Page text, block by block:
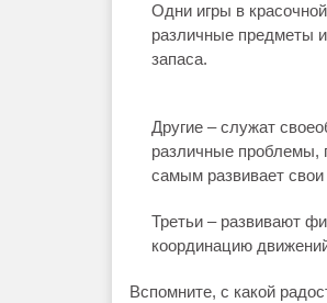
Одни игры в
различные предметы
запаса.
Другие – служат
различные проблемы,
самым развивает
Третьи – развивают
координацию
Вспомните, с какой